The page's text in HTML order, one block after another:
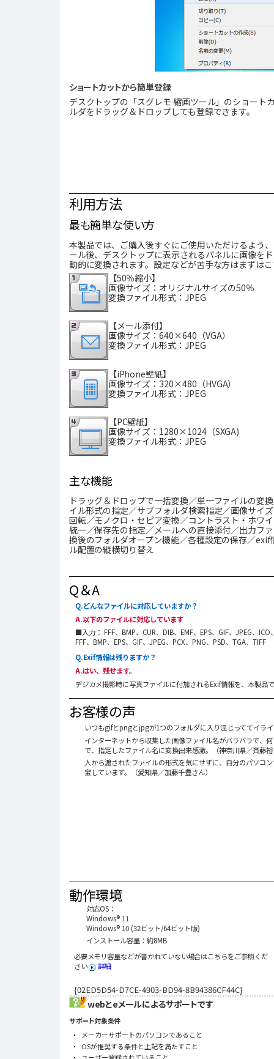
ショートカットから簡単登録
デスクトップの「スグレモ 縮画ツール」のショート
ルダをドラッグ＆ドロップしても登録できます。
利用方法
最も簡単な使い方
本製品では、ご購入後すぐにご使用いただけるよう
ール後、デスクトップに表示されるパネルに画像を
動的に変換されます。設定などが苦手な方はまずは
【50％縮小】
画像サイズ：オリジナルサイズの50％
変換ファイル形式：JPEG
【メール添付】
画像サイズ：640×640（VGA）
変換ファイル形式：JPEG
【iPhone壁紙】
画像サイズ：320×480（HVGA）
変換ファイル形式：JPEG
【PC壁紙】
画像サイズ：1280×1024（SXGA)
変換ファイル形式：JPEG
主な機能
ドラッグ＆ドロップで一括変換／単一ファイルの変
イル形式の指定／サブフォルダ検索指定／画像サイ
回転／モノクロ・セピア変換／コントラスト・ホワ
統一／保存先の指定／メールへの直接添付／出力フ
換後のフォルダオープン機能／各種設定の保存／
ル配置の縦横切り替え
Q＆A
Q.どんなファイルに対応していますか？
A.以下のファイルに対応しています
■入力： FFF、BMP、CUR、DIB、EMF、EPS、GIF、JPEG、
FFF、BMP、EPS、GIF、JPEG、PCX、PNG、PSD、TGA、TIFF
Q.Exif情報は残りますか？
A.はい、残せます。
デジカメ撮影時に写真ファイルに付加されるExif情報を、本製品
お客様の声
いつもgifとpngとjpgが1つのフォルダに入り混じっててイラ
インターネットから収集した画像ファイル名がバラバラで、
で、指定したファイル名に変換出来感激。（神奈川県／斉藤
人から渡されたファイルの形式を気にせずに、自分のパソコ
宝しています。（愛知県／加藤千豊さん）
動作環境
対応OS：
Windows® 11
Windows® 10 (32ビット/64ビット版)
インストール容量：約8MB
必要メモリ容量などが書かれていない場合はこちらをご参照くだ
さい
詳細
{02ED5D54-D7CE-4903-BD94-8B94386CF44C}
webとeメールによるサポートです
サポート対象条件
メーカーサポートのパソコンであること
OSが推奨する条件と上記を満たすこと